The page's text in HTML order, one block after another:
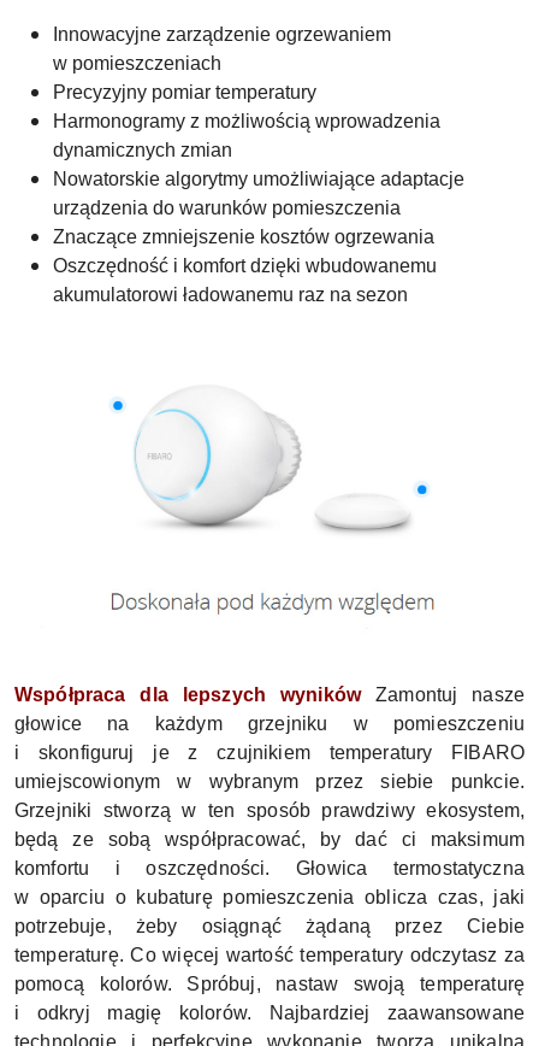
Innowacyjne zarządzenie ogrzewaniem
w pomieszczeniach
Precyzyjny pomiar temperatury
Harmonogramy z możliwością wprowadzenia
dynamicznych zmian
Nowatorskie algorytmy umożliwiające adaptacje
urządzenia do warunków pomieszczenia
Znaczące zmniejszenie kosztów ogrzewania
Oszczędność i komfort dzięki wbudowanemu
akumulatorowi ładowanemu raz na sezon
Współpraca dla lepszych wynikówZamontuj nasze
głowice na każdym grzejniku w pomieszczeniu
i skonfiguruj je z czujnikiem temperatury FIBARO
umiejscowionym w wybranym przez siebie punkcie.
Grzejniki stworzą w ten sposób prawdziwy ekosystem,
będą ze sobą współpracować, by dać ci maksimum
komfortu i oszczędności. Głowica termostatyczna
w oparciu o kubaturę pomieszczenia oblicza czas, jaki
potrzebuje, żeby osiągnąć żądaną przez Ciebie
temperaturę. Co więcej wartość temperatury odczytasz za
pomocą kolorów. Spróbuj, nastaw swoją temperaturę
i odkryj magię kolorów.
Najbardziej zaawansowane